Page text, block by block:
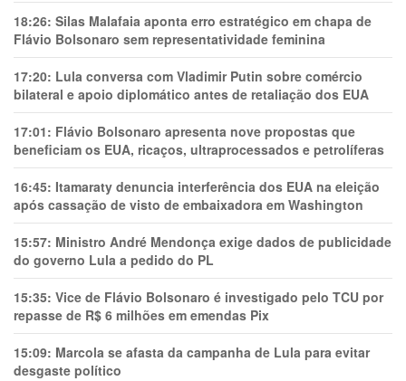
18:26: Silas Malafaia aponta erro estratégico em chapa de
Flávio Bolsonaro sem representatividade feminina
17:20: Lula conversa com Vladimir Putin sobre comércio
bilateral e apoio diplomático antes de retaliação dos EUA
17:01: Flávio Bolsonaro apresenta nove propostas que
beneficiam os EUA, ricaços, ultraprocessados e petrolíferas
16:45: Itamaraty denuncia interferência dos EUA na eleição
após cassação de visto de embaixadora em Washington
15:57: Ministro André Mendonça exige dados de publicidade
do governo Lula a pedido do PL
15:35: Vice de Flávio Bolsonaro é investigado pelo TCU por
repasse de R$ 6 milhões em emendas Pix
15:09: Marcola se afasta da campanha de Lula para evitar
desgaste político